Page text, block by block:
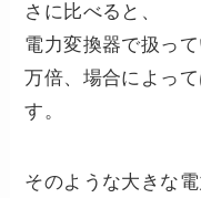
さに比べると、
電力変換器で扱っ
万倍、場合によっ
す。
そのような大きな